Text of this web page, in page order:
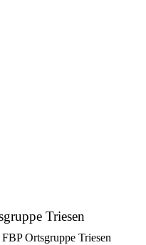
Triesen
FBP Ortsgruppe Triesen